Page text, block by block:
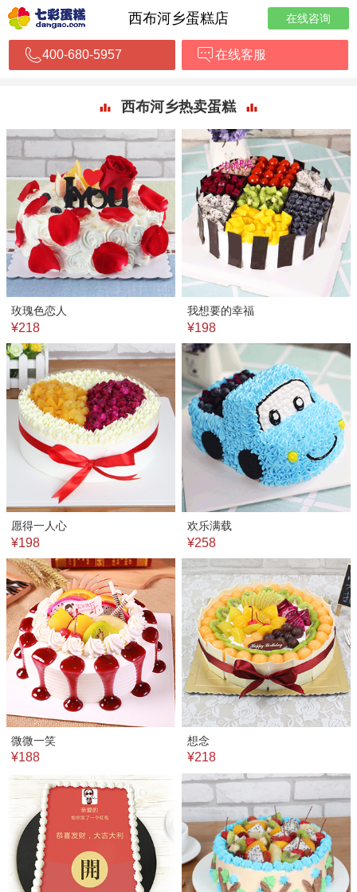
西布河乡蛋糕店 在线咨询
400-680-5957 在线客服
西布河乡热卖蛋糕
玫瑰色恋人
¥218
我想要的幸福
¥198
愿得一人心
¥198
欢乐满载
¥258
微微一笑
¥188
想念
¥218